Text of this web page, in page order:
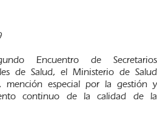
Encuentro de Secretarios
de Salud, el Ministerio de Salud
mención especial por la gestión y
continuo de la calidad de la